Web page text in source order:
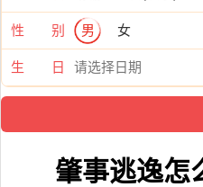
性 别 男 女
生 日
肇事逃逸怎